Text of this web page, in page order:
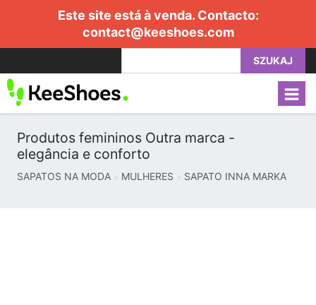
Este site está à venda. Contacto:
contact@keeshoes.com
SZUKAJ
Produtos femininos Outra marca -
elegância e conforto
SAPATOS NA MODA MULHERES SAPATO INNA MARKA